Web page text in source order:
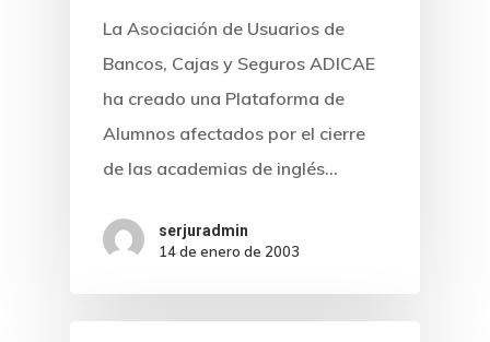
La Asociación de Usuarios de
Bancos, Cajas y Seguros ADICAE
ha creado una Plataforma de
Alumnos afectados por el cierre
de las academias de inglés…
serjuradmin
14 de enero de 2003